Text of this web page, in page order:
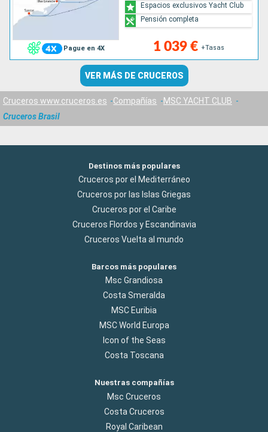
Pague en 4X 1 039 € +Tasas
Espacios exclusivos Yacht Club
Pensión completa
VER MÁS DE CRUCEROS
Cruceros www.cruceros.es Compañías
MSC YACHT CLUB
Cruceros Brasil
Destinos más populares
Cruceros por el Mediterráneo
Cruceros por las Islas Griegas
Cruceros por el Caribe
Cruceros Flordos y Escandinavia
Cruceros Vuelta al mundo
Barcos más populares
Msc Grandiosa
Costa Smeralda
MSC Euribia
MSC World Europa
Icon of the Seas
Costa Toscana
Nuestras compañías
Msc Cruceros
Costa Cruceros
Royal Caribean